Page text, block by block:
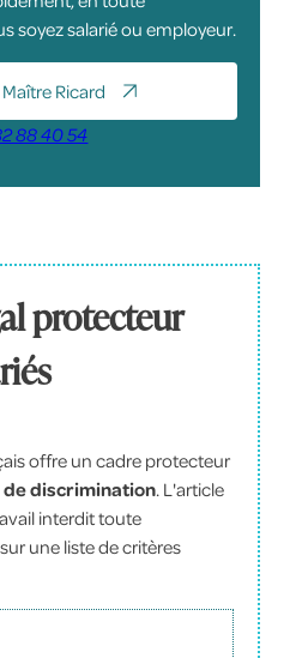
soyez salarié ou employeur.
Ricard
88 40 54
protecteur
offre un cadre protecteur
discrimination. L'article
interdit toute
une liste de critères